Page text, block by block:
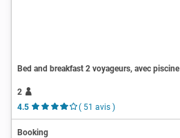
Bed and breakfast 2 voyageurs, avec piscine
2
4.5
( 51 avis )
Booking